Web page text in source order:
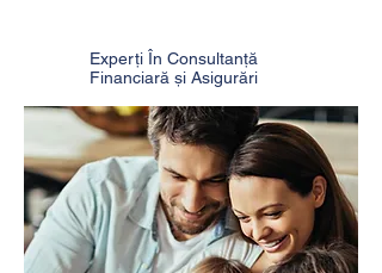
Experți În Consultanță
Financiară și Asigurări